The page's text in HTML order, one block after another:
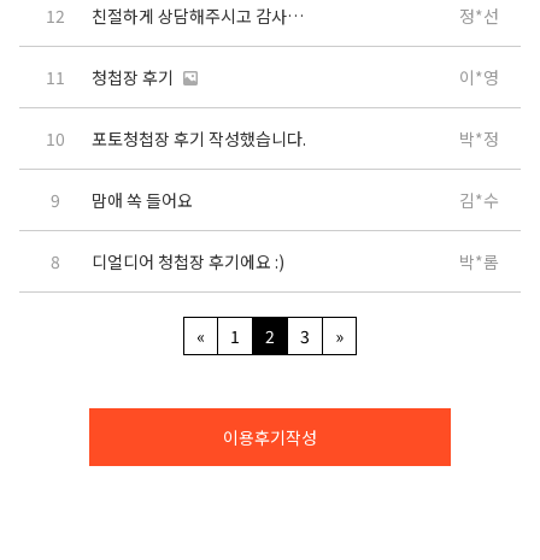
12 친절하게 상담해주시고 감사합니다 정*선
11 청첩장 후기 이*영
10 포토청첩장 후기 작성했습니다. 박*정
9 맘애 쏙 들어요 김*수
8 디얼디어 청첩장 후기에요 :) 박*롬
« 1 2 3 »
이용후기작성